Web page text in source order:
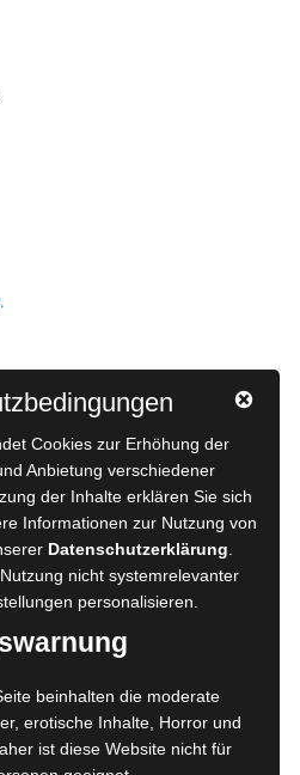
Cookies zur Erhöhung der
Anbietung verschiedener
der Inhalte erklären Sie sich
Informationen zur Nutzung von
Datenschutzerklärung
nicht systemrelevanter
personalisieren.
beinhalten die moderate
erotische Inhalte, Horror und
ist diese Website nicht für